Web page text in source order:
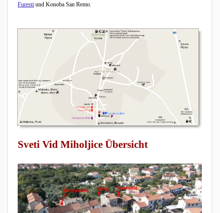
Furesti und Konoba San Remo.
Sveti Vid Miholjice Übersicht